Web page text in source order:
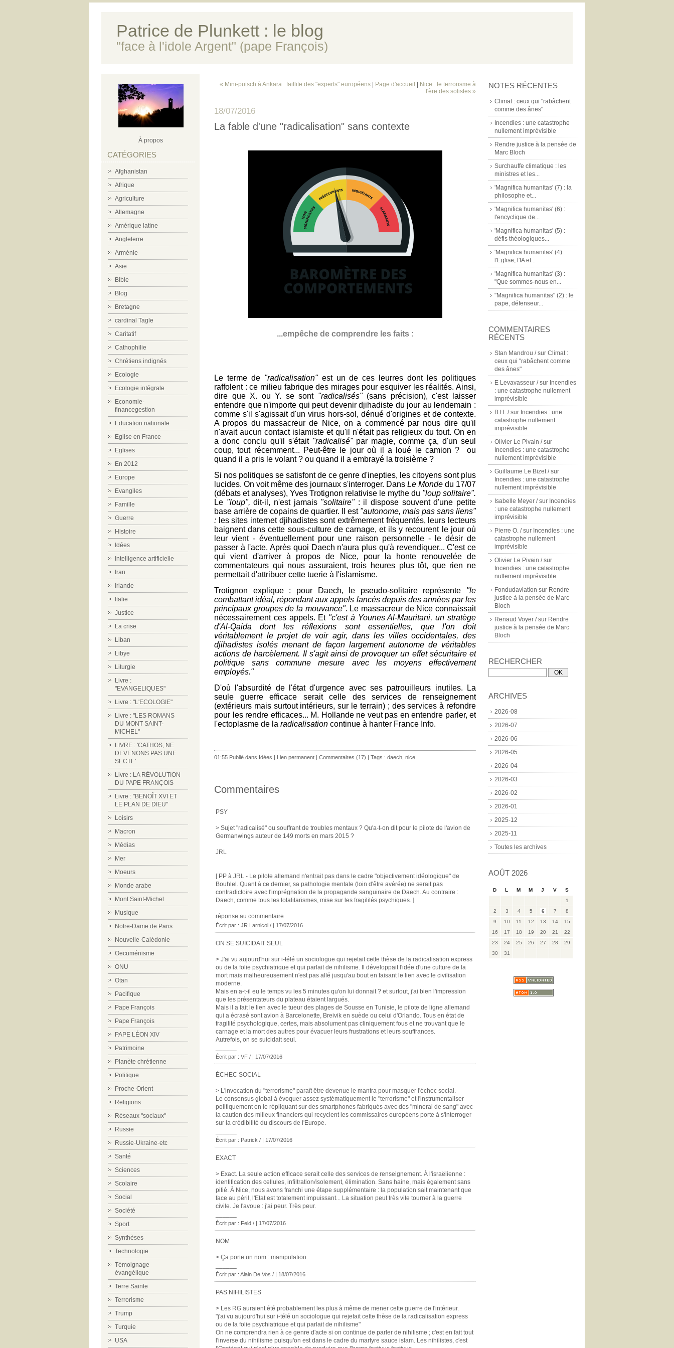
Patrice de Plunkett : le blog
"face à l'idole Argent" (pape François)
À propos
CATÉGORIES
Afghanistan
Afrique
Agriculture
Allemagne
Amérique latine
Angleterre
Arménie
Asie
Bible
Blog
Bretagne
cardinal Tagle
Caritatif
Cathophilie
Chrétiens indignés
Ecologie
Ecologie intégrale
Economie-
financegestion
Education nationale
Eglise en France
Eglises
En 2012
Europe
Evangiles
Famille
Guerre
Histoire
Idées
Intelligence artificielle
Iran
Irlande
Italie
Justice
La crise
Liban
Libye
Liturgie
Livre :
"EVANGELIQUES"
Livre : "L'ECOLOGIE"
Livre : "LES ROMANS
DU MONT SAINT-
MICHEL"
LIVRE : 'CATHOS, NE
DEVENONS PAS UNE
SECTE'
Livre : LA RÉVOLUTION
DU PAPE FRANÇOIS
Livre : "BENOÎT XVI ET
LE PLAN DE DIEU"
Loisirs
Macron
Médias
Mer
Moeurs
Monde arabe
Mont Saint-Michel
Musique
Notre-Dame de Paris
Nouvelle-Calédonie
Oecuménisme
ONU
Otan
Pacifique
Pape François
Pape François
PAPE LÉON XIV
Patrimoine
Planète chrétienne
Politique
Proche-Orient
Religions
Réseaux "sociaux"
Russie
Russie-Ukraine-etc
Santé
Sciences
Scolaire
Social
Société
Sport
Synthèses
Technologie
Témoignage
évangélique
Terre Sainte
Terrorisme
Trump
Turquie
USA
NOTES RÉCENTES
Climat : ceux qui "rabâchent
comme des ânes"
Incendies : une catastrophe
nullement imprévisible
Rendre justice à la pensée de
Marc Bloch
Surchauffe climatique : les
ministres et les...
'Magnifica humanitas' (7) : la
philosophe et...
'Magnifica humanitas' (6) :
l'encyclique de...
'Magnifica humanitas' (5) :
défis théologiques...
'Magnifica humanitas' (4) :
l'Eglise, l'IA et...
'Magnifica humanitas' (3) :
"Que sommes-nous en...
"Magnifica humanitas" (2) : le
pape, défenseur...
COMMENTAIRES
RÉCENTS
Stan Mandrou /sur Climat :
ceux qui "rabâchent comme
des ânes"
E Levavasseur /sur Incendies
: une catastrophe nullement
imprévisible
B.H. /sur Incendies : une
catastrophe nullement
imprévisible
Olivier Le Pivain /sur
Incendies : une catastrophe
nullement imprévisible
Guillaume Le Bizet /sur
Incendies : une catastrophe
nullement imprévisible
Isabelle Meyer /sur Incendies
: une catastrophe nullement
imprévisible
Pierre O. /sur Incendies : une
catastrophe nullement
imprévisible
Olivier Le Pivain /sur
Incendies : une catastrophe
nullement imprévisible
Fondudaviation sur Rendre
justice à la pensée de Marc
Bloch
Renaud Voyer /sur Rendre
justice à la pensée de Marc
Bloch
RECHERCHER
ARCHIVES
2026-08
2026-07
2026-06
2026-05
2026-04
2026-03
2026-02
2026-01
2025-12
2025-11
Toutes les archives
AOÛT 2026
D L M M J V
S
1
2
3 4 5 6 7
8
9
10 11 12 13 14
15
16
17 18 19 20 21
22
23
24 25 26 27 28
29
30
31
« Mini-putsch à Ankara : faillite des "experts" européens Page d'accueil
Nice : le terrorisme à
l'ère des solistes »
18/07/2016
La fable d'une "radicalisation" sans contexte
...empêche de comprendre les faits :
Le terme de "radicalisation"est un de ces leurres dont les politiques
raffolent : ce milieu fabrique des mirages pour esquiver les réalités. Ainsi,
dire que X. ou Y. se sont "radicalisés"(sans précision), c'est laisser
entendre que n'importe qui peut devenir djihadiste du jour au lendemain :
comme s'il s'agissait d'un virus hors-sol, dénué d'origines et de contexte.
A propos du massacreur de Nice, on a commencé par nous dire qu'il
n'avait aucun contact islamiste et qu'il n'était pas religieux du tout. On en
a donc conclu qu'il s'était"radicalisé"par magie, comme ça, d'un seul
coup, tout récemment... Peut-être le jour où il a loué le camion ? ou
quand il a pris le volant ? ou quand il a embrayé la troisième ?
Si nos politiques se satisfont de ce genre d'inepties, les citoyens sont plus
lucides. On voit même des journaux s'interroger. Dans Le Monde du 17/07
(débats et analyses), Yves Trotignon relativise le mythe du "loup solitaire".
Le "loup", dit-il, n'est jamais "solitaire": il dispose souvent d'une petite
base arrière de copains de quartier. Il est "autonome, mais pas sans liens"
: les sites internet djihadistes sont extrêmement fréquentés, leurs lecteurs
baignent dans cette sous-culture de carnage, et ils y recourent le jour où
leur vient - éventuellement pour une raison personnelle - le désir de
passer à l'acte. Après quoi Daech n'aura plus qu'à revendiquer... C'est ce
qui vient d'arriver à propos de Nice, pour la honte renouvelée de
commentateurs qui nous assuraient, trois heures plus tôt, que rien ne
permettait d'attribuer cette tuerie à l'islamisme.
Trotignon explique : pour Daech, le pseudo-solitaire représente "le
combattant idéal, répondant aux appels lancés depuis des années par les
principaux groupes de la mouvance". Le massacreur de Nice connaissait
nécessairement ces appels. Et"c'est à Younes Al-Mauritani, un stratège
d'Al-Qaida dont les réflexions sont essentielles, que l'on doit
véritablement le projet de voir agir, dans les villes occidentales, des
djihadistes isolés menant de façon largement autonome de véritables
actions de harcèlement. Il s'agit ainsi de provoquer un effet sécuritaire et
politique sans commune mesure avec les moyens effectivement
employés."
D'où l'absurdité de l'état d'urgence avec ses patrouilleurs inutiles. La
seule guerre efficace serait celle des services de renseignement
(extérieurs mais surtout intérieurs, sur le terrain) ; des services à refondre
pour les rendre efficaces... M. Hollande ne veut pas en entendre parler, et
l'ectoplasme de la radicalisation continue à hanter France Info.
01:55 Publié dans Idées | Lien permanent | Commentaires (17) | Tags : daech nice
Commentaires
PSY
> Sujet "radicalisé" ou souffrant de troubles mentaux ? Qu'a-t-on dit pour le pilote de l'avion de
Germanwings auteur de 149 morts en mars 2015 ?
JRL
[ PP à JRL - Le pilote allemand n'entrait pas dans le cadre "objectivement idéologique" de
Bouhlel. Quant à ce dernier, sa pathologie mentale (loin d'être avérée) ne serait pas
contradictoire avec l'imprégnation de la propagande sanguinaire de Daech. Au contraire :
Daech, comme tous les totalitarismes, mise sur les fragilités psychiques. ]
réponse au commentaire
Écrit par : JR Larnicol / | 17/07/2016
ON SE SUICIDAIT SEUL
> J'ai vu aujourd'hui sur i-télé un sociologue qui rejetait cette thèse de la radicalisation express
ou de la folie psychiatrique et qui parlait de nihilisme. Il développait l'idée d'une culture de la
mort mais malheureusement n'est pas allé jusqu'au bout en faisant le lien avec le civilisation
moderne.
Mais en a-t-il eu le temps vu les 5 minutes qu'on lui donnait ? et surtout, j'ai bien l'impression
que les présentateurs du plateau étaient largués.
Mais il a fait le lien avec le tueur des plages de Sousse en Tunisie, le pilote de ligne allemand
qui a écrasé sont avion à Barcelonette, Breivik en suède ou celui d'Orlando. Tous en état de
fragilité psychologique, certes, mais absolument pas cliniquement fous et ne trouvant que le
carnage et la mort des autres pour évacuer leurs frustrations et leurs souffrances.
Autrefois, on se suicidait seul.
Écrit par : VF / | 17/07/2016
ÉCHEC SOCIAL
> L'invocation du "terrorisme" paraît être devenue le mantra pour masquer l'échec social.
Le consensus global à évoquer assez systématiquement le "terrorisme" et l'instrumentaliser
politiquement en le répliquant sur des smartphones fabriqués avec des "minerai de sang" avec
la caution des milieux financiers qui recyclent les commissaires européens porte à s'interroger
sur la crédibilité du discours de l'Europe.
Écrit par : Patrick / | 17/07/2016
EXACT
> Exact. La seule action efficace serait celle des services de renseignement. À l'israëlienne :
identification des cellules, infiltration/isolement, élimination. Sans haine, mais également sans
pitié. À Nice, nous avons franchi une étape supplémentaire : la population sait maintenant que
face au péril, l'Etat est totalement impuissant... La situation peut très vite tourner à la guerre
civile. Je l'avoue : j'ai peur. Très peur.
Écrit par : Feld / | 17/07/2016
NOM
> Ça porte un nom : manipulation.
Écrit par : Alain De Vos / | 18/07/2016
PAS NIHILISTES
> Les RG auraient été probablement les plus à même de mener cette guerre de l'intérieur.
"j'ai vu aujourd'hui sur i-télé un sociologue qui rejetait cette thèse de la radicalisation express
ou de la folie psychiatrique et qui parlait de nihilisme"
On ne comprendra rien à ce genre d'acte si on continue de parler de nihilisme ; c'est en fait tout
l'inverse du nihilisme puisqu'on est dans le cadre du martyre sauce islam. Les nihilistes, c'est